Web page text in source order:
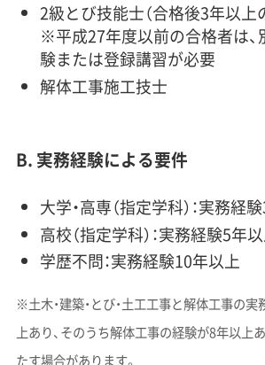
2級とび技能士（合格後3年以上
※平成27年度以前の合格者は
験または登録講習が必要
解体工事施工技士
B. 実務経験による要件
大学・高専（指定学科）：実務経
高校（指定学科）：実務経験5年
学歴不問：実務経験10年以上
※土木・建築・とび・土工工事と解体工事の
上あり、そのうち解体工事の経験が8年以上
たす場合があります。